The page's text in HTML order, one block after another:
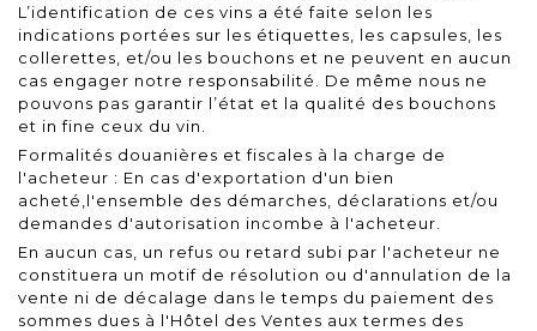
L’identification de ces vins a été faite selon les
indications portées sur les étiquettes, les capsules, les
collerettes, et/ou les bouchons et ne peuvent en aucun
cas engager notre responsabilité. De même nous ne
pouvons pas garantir l’état et la qualité des bouchons
et in fine ceux du vin.
Formalités douanières et fiscales à la charge de
l'acheteur : En cas d'exportation d'un bien
acheté,l'ensemble des démarches, déclarations et/ou
demandes d'autorisation incombe à l'acheteur.
En aucun cas, un refus ou retard subi par l'acheteur ne
constituera un motif de résolution ou d'annulation de la
vente ni de décalage dans le temps du paiement des
sommes dues à l'Hôtel des Ventes aux termes des